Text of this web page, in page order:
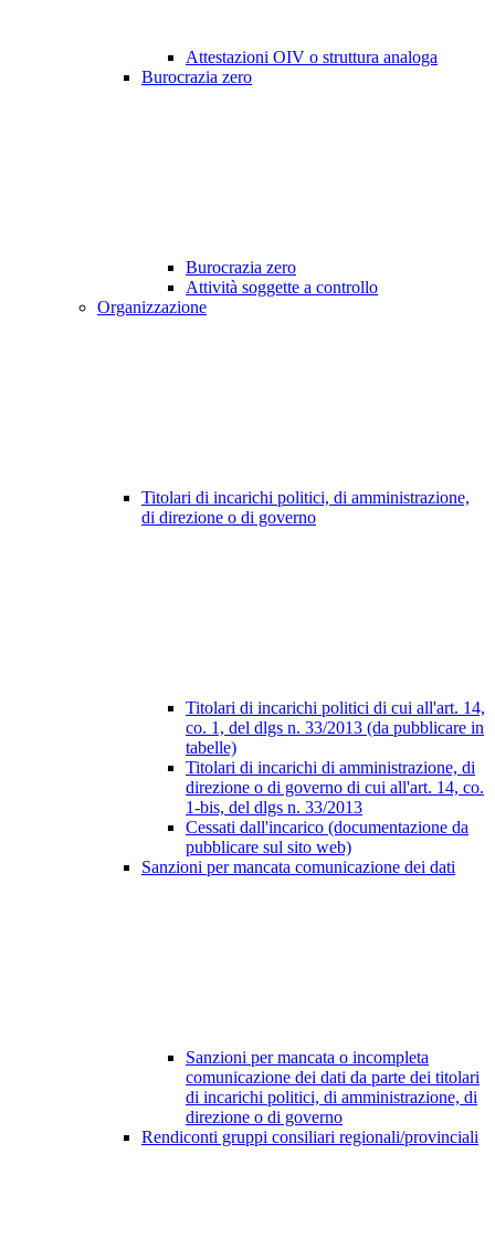
Attestazioni OIV o struttura analoga
Burocrazia zero
Burocrazia zero
Attività soggette a controllo
Organizzazione
Titolari di incarichi politici, di amministrazione,
di direzione o di governo
Titolari di incarichi politici di cui all'art. 14,
co. 1, del dlgs n. 33/2013 (da pubblicare in
tabelle)
Titolari di incarichi di amministrazione, di
direzione o di governo di cui all'art. 14, co.
1-bis, del dlgs n. 33/2013
Cessati dall'incarico (documentazione da
pubblicare sul sito web)
Sanzioni per mancata comunicazione dei dati
Sanzioni per mancata o incompleta
comunicazione dei dati da parte dei titolari
di incarichi politici, di amministrazione, di
direzione o di governo
Rendiconti gruppi consiliari regionali/provinciali